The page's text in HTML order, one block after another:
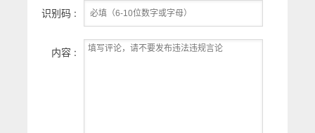
识别码 :
内容 :